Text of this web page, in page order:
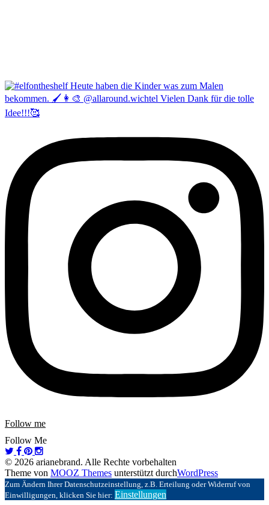
Follow me
Follow Me
© 2026 arianebrand. Alle Rechte vorbehalten
Theme von MOOZ Themes unterstützt durchWordPress
Zum Ändern Ihrer Datenschutzeinstellung, z.B. Erteilung oder Widerruf von
Einwilligungen, klicken Sie hier: Einstellungen